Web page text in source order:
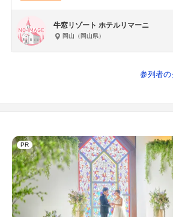
牛窓リゾート ホテルリマーニ
岡山（岡山県）
参列者
PR